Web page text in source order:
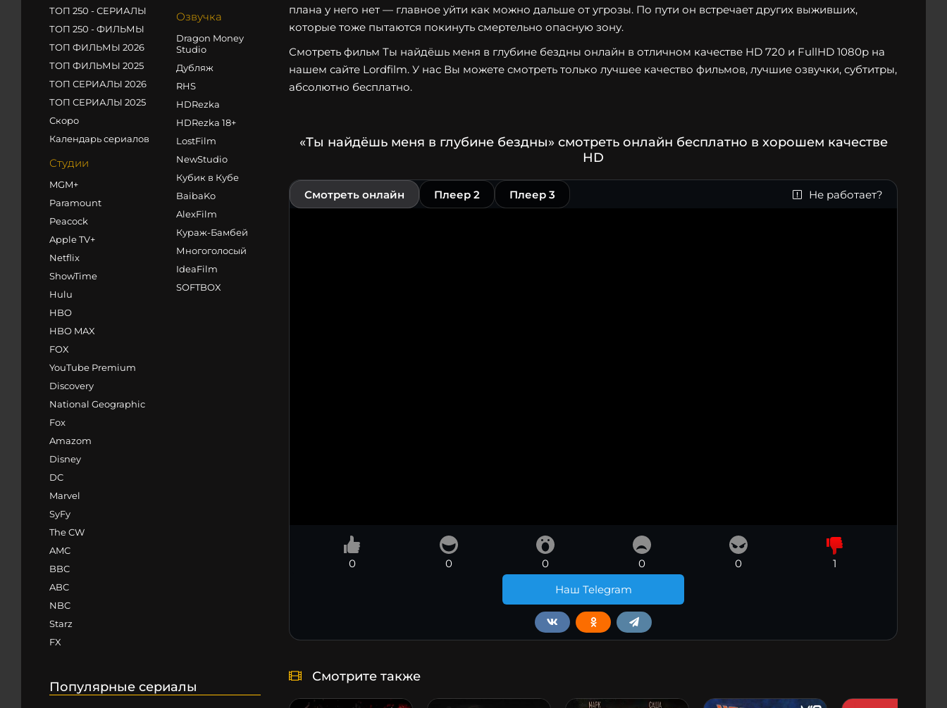
ТОП 250 - СЕРИАЛЫ
ТОП 250 - ФИЛЬМЫ
ТОП ФИЛЬМЫ 2026
ТОП ФИЛЬМЫ 2025
ТОП СЕРИАЛЫ 2026
ТОП СЕРИАЛЫ 2025
Скоро
Календарь сериалов
Студии
MGM+
Paramount
Peacock
Apple TV+
Netflix
ShowTime
Hulu
HBO
HBO MAX
FOX
YouTube Premium
Discovery
National Geographic
Fox
Amazom
Disney
DC
Marvel
SyFy
The CW
AMC
BBC
ABC
NBC
Starz
FX
Озвучка
Dragon Money
Studio
Дубляж
RHS
HDRezka
HDRezka 18+
LostFilm
NewStudio
Кубик в Кубе
BaibaKo
AlexFilm
Кураж-Бамбей
Многоголосый
IdeaFilm
SOFTBOX
Популярные сериалы
плана у него нет — главное уйти как можно дальше от угрозы. По пути он встречает других выживших,
которые тоже пытаются покинуть смертельно опасную зону.
Смотреть фильм Ты найдёшь меня в глубине бездны онлайн в отличном качестве HD 720 и FullHD 1080p на
нашем сайте Lordfilm. У нас Вы можете смотреть только лучшее качество фильмов, лучшие озвучки, субтитры,
абсолютно бесплатно.
«Ты найдёшь меня в глубине бездны» смотреть онлайн бесплатно в хорошем качестве
HD
Смотреть онлайн Плеер 2 Плеер 3 Не работает?
0 0 0 0 0
1
Наш Telegram
Смотрите также